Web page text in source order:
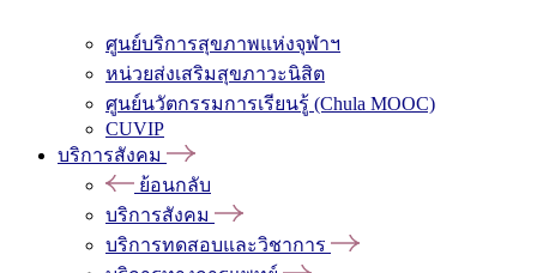
ศูนย์บริการสุขภาพแห่งจุฬาฯ
หน่วยส่งเสริมสุขภาวะนิสิต
ศูนย์นวัตกรรมการเรียนรู้ (Chula MOOC)
CUVIP
บริการสังคม
ย้อนกลับ
บริการสังคม
บริการทดสอบและวิชาการ